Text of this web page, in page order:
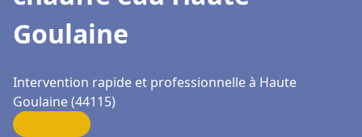
Goulaine
Intervention rapide et professionnelle à Haute
Goulaine (44115)